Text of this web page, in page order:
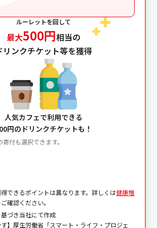
ルーレットを回して
最大500円相当の
リンクチケット等を獲得
人気カフェで利用できる
円のドリンクチケットも！
付も選択できます。
できるポイントは異なります。詳しくは健康増
確認ください。
づき当社にて作成
す】厚生労働省「スマート・ライフ・プロジェ